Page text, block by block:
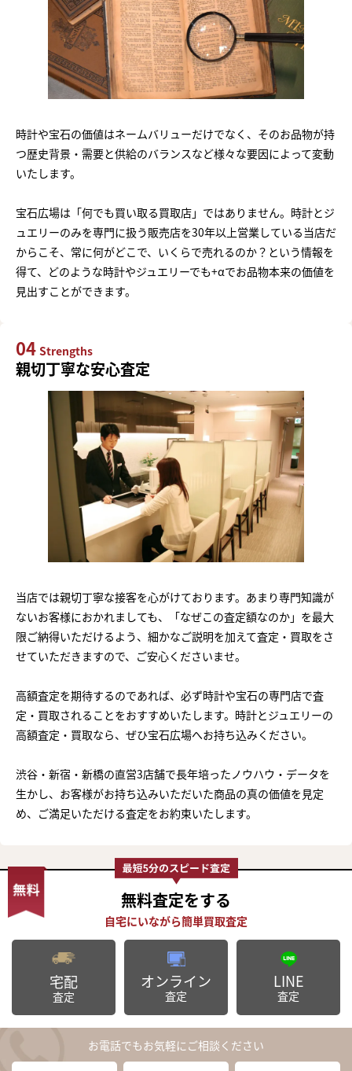
時計や宝石の価値はネームバリューだけでなく、そのお品物が持
つ歴史背景・需要と供給のバランスなど様々な要因によって変動
いたします。
宝石広場は「何でも買い取る買取店」ではありません。時計とジ
ュエリーのみを専門に扱う販売店を30年以上営業している当店だ
からこそ、常に何がどこで、いくらで売れるのか？という情報を
得て、どのような時計やジュエリーでも+αでお品物本来の価値を
見出すことができます。
04 Strengths
親切丁寧な安心査定
当店では親切丁寧な接客を心がけております。あまり専門知識が
ないお客様におかれましても、「なぜこの査定額なのか」を最大
限ご納得いただけるよう、細かなご説明を加えて査定・買取をさ
せていただきますので、ご安心くださいませ。
高額査定を期待するのであれば、必ず時計や宝石の専門店で査
定・買取されることをおすすめいたします。時計とジュエリーの
高額査定・買取なら、ぜひ宝石広場へお持ち込みください。
渋谷・新宿・新橋の直営3店舗で長年培ったノウハウ・データを
生かし、お客様がお持ち込みいただいた商品の真の価値を見定
め、ご満足いただける査定をお約束いたします。
無料査定をする
宅配
査定
オンライン
査定
LINE
査定
お電話でもお気軽にご相談ください